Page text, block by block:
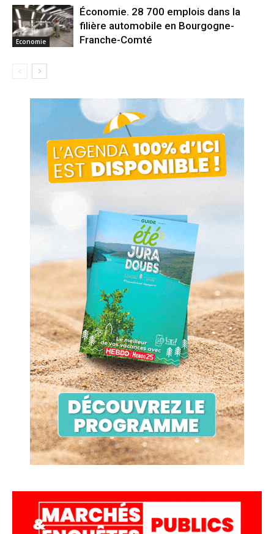
Economie
Économie. 28 700 emplois dans la
filière automobile en Bourgogne-
Franche-Comté